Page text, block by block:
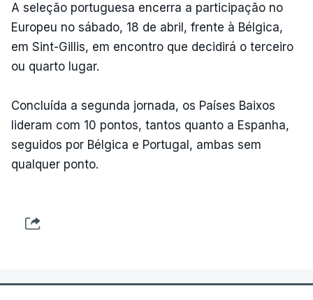
A seleção portuguesa encerra a participação no
Europeu no sábado, 18 de abril, frente à Bélgica,
em Sint-Gillis, em encontro que decidirá o terceiro
ou quarto lugar.
Concluída a segunda jornada, os Países Baixos
lideram com 10 pontos, tantos quanto a Espanha,
seguidos por Bélgica e Portugal, ambas sem
qualquer ponto.